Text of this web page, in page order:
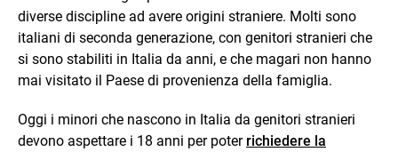
diverse discipline ad avere origini straniere. Molti sono
italiani di seconda generazione, con genitori stranieri che
si sono stabiliti in Italia da anni, e che magari non hanno
mai visitato il Paese di provenienza della famiglia.
Oggi i minori che nascono in Italia da genitori stranieri
devono aspettare i 18 anni per poter richiedere la